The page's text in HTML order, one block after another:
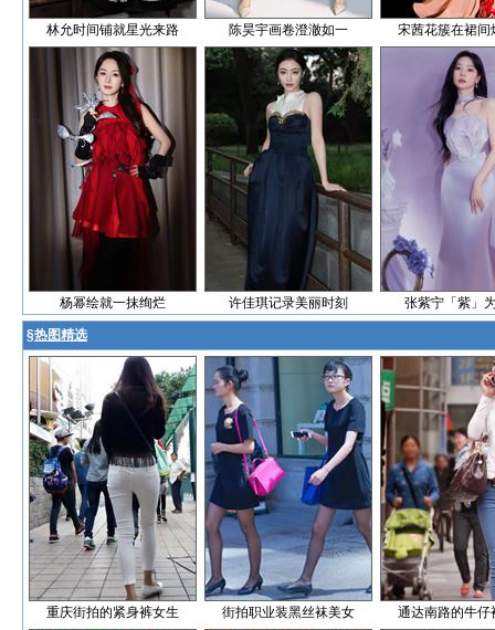
林允时间铺就星光来路 陈昊宇画卷澄澈如一 宋茜花簇在裙间
杨幂绘就一抹绚烂 许佳琪记录美丽时刻 张紫宁「紫」
§热图精选
重庆街拍的紧身裤女生 街拍职业装黑丝袜美女 通达南路的牛仔